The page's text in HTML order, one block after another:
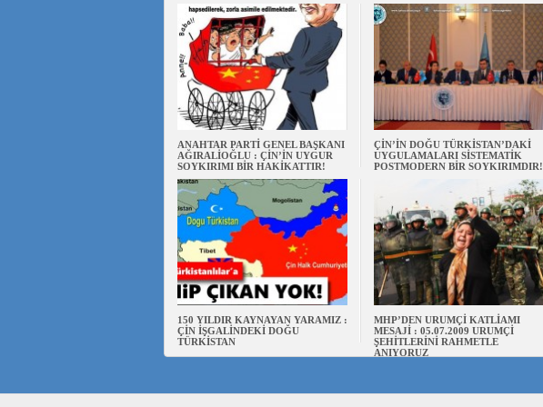
ANAHTAR PARTİ GENEL BAŞKANI
AĞIRALİOĞLU : ÇİN’İN UYGUR
SOYKIRIMI BİR HAKİKATTIR!
ÇİN’İN DOĞU TÜRKİSTAN’DAKİ
UYGULAMALARI SİSTEMATİK
POSTMODERN BİR SOYKIRIMDIR!
150 YILDIR KAYNAYAN YARAMIZ :
ÇİN İŞGALİNDEKİ DOĞU
TÜRKİSTAN
MHP’DEN URUMÇİ KATLİAMI
MESAJİ : 05.07.2009 URUMÇİ
ŞEHİTLERİNİ RAHMETLE
ANIYORUZ